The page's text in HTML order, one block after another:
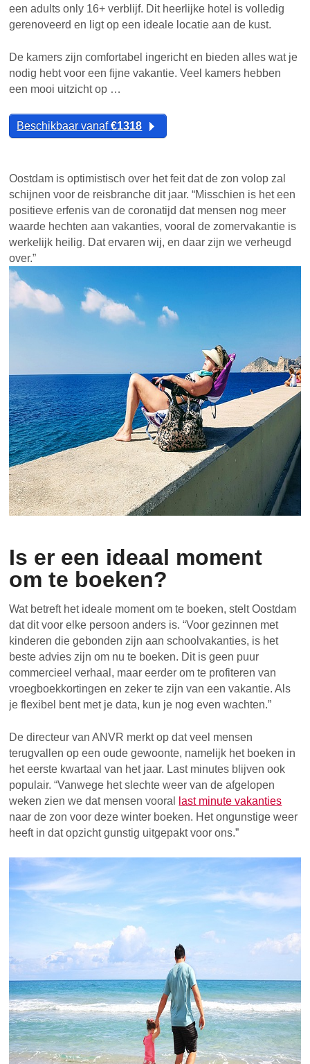
een adults only 16+ verblijf. Dit heerlijke hotel is volledig
gerenoveerd en ligt op een ideale locatie aan de kust.
De kamers zijn comfortabel ingericht en bieden alles wat je
nodig hebt voor een fijne vakantie. Veel kamers hebben
een mooi uitzicht op …
Beschikbaar vanaf€1318
Oostdam is optimistisch over het feit dat de zon volop zal
schijnen voor de reisbranche dit jaar. “Misschien is het een
positieve erfenis van de coronatijd dat mensen nog meer
waarde hechten aan vakanties, vooral de zomervakantie is
werkelijk heilig. Dat ervaren wij, en daar zijn we verheugd
over.”
Is er een ideaal moment
om te boeken?
Wat betreft het ideale moment om te boeken, stelt Oostdam
dat dit voor elke persoon anders is. “Voor gezinnen met
kinderen die gebonden zijn aan schoolvakanties, is het
beste advies zijn om nu te boeken. Dit is geen puur
commercieel verhaal, maar eerder om te profiteren van
vroegboekkortingen en zeker te zijn van een vakantie. Als
je flexibel bent met je data, kun je nog even wachten.”
De directeur van ANVR merkt op dat veel mensen
terugvallen op een oude gewoonte, namelijk het boeken in
het eerste kwartaal van het jaar. Last minutes blijven ook
populair. “Vanwege het slechte weer van de afgelopen
weken zien we dat mensen vooral
last minute vakanties
naar de zon voor deze winter boeken. Het ongunstige weer
heeft in dat opzicht gunstig uitgepakt voor ons.”